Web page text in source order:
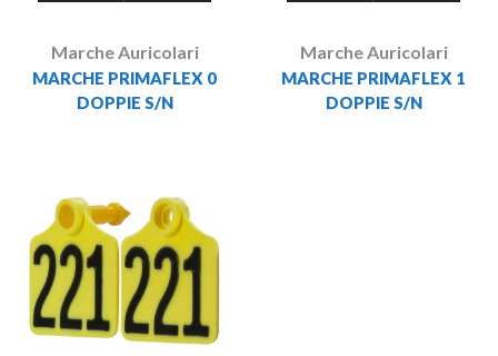
Marche Auricolari
MARCHE PRIMAFLEX 0
DOPPIE S/N
Marche Auricolari
MARCHE PRIMAFLEX 1
DOPPIE S/N